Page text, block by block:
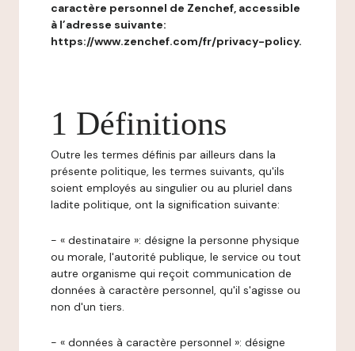
caractère personnel de Zenchef, accessible
à l’adresse suivante:
https://www.zenchef.com/fr/privacy-policy.
1 Définitions
Outre les termes définis par ailleurs dans la
présente politique, les termes suivants, qu'ils
soient employés au singulier ou au pluriel dans
ladite politique, ont la signification suivante:
- « destinataire »: désigne la personne physique
ou morale, l'autorité publique, le service ou tout
autre organisme qui reçoit communication de
données à caractère personnel, qu'il s'agisse ou
non d'un tiers.
- « données à caractère personnel »: désigne